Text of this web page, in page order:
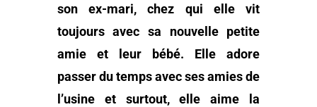
son ex-mari, chez qui elle vit
toujours avec sa nouvelle petite
amie et leur bébé. Elle adore
passer du temps avec ses amies de
l’usine et surtout, elle aime la